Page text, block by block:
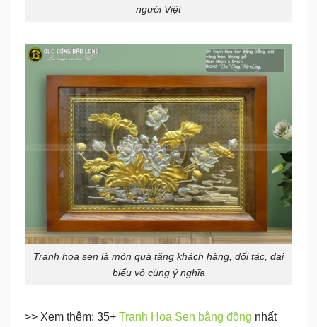
người Việt
Tranh hoa sen là món quà tặng khách hàng, đối tác, đại
biểu vô cùng ý nghĩa
>> Xem thêm: 35+ Tranh Hoa Sen bằng đồng nhất